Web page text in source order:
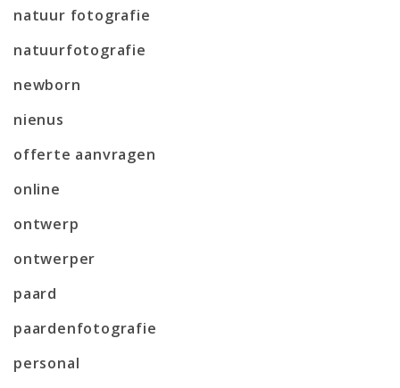
natuur fotografie
natuurfotografie
newborn
nienus
offerte aanvragen
online
ontwerp
ontwerper
paard
paardenfotografie
personal